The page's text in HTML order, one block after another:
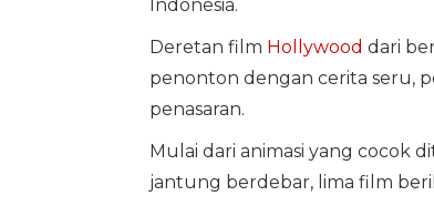
Indonesia.
Deretan film Hollywood dari
penonton dengan cerita seru,
penasaran.
Mulai dari animasi yang cocok
jantung berdebar, lima film